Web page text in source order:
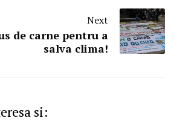
Next
de carne pentru a
salva clima!
si: